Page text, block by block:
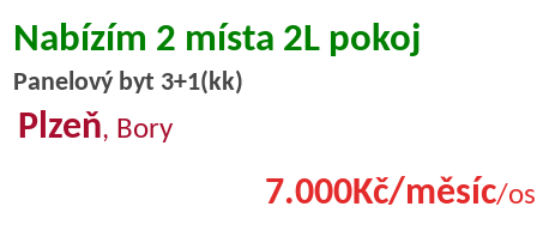
Nabízím 2 místa 2L pokoj
Panelový byt 3+1(kk)
Plzeň, Bory
7.000Kč/měsíc/